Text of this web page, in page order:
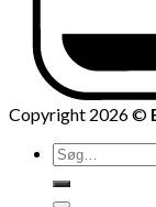
Copyright 2026 ©
Søg
efter: